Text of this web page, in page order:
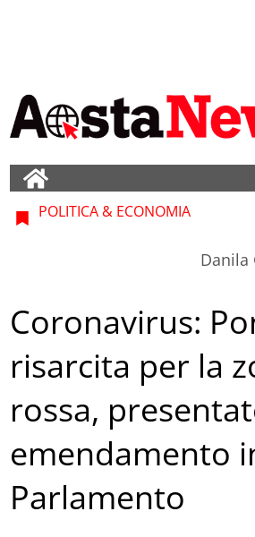
POLITICA & ECONOMIA
Danila
Coronavirus:
risarcita per la
rossa,
emendamento
Parlamento